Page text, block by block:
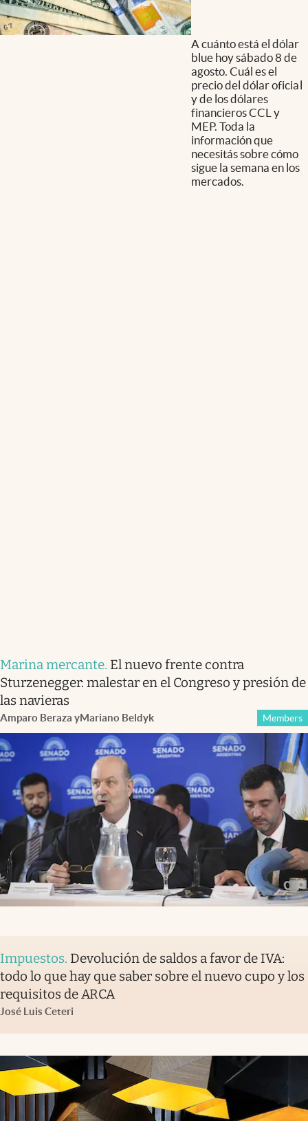
A cuánto está el dólar
blue hoy sábado 8 de
agosto. Cuál es el
precio del dólar oficial
y de los dólares
financieros CCL y
MEP. Toda la
información que
necesitás sobre cómo
sigue la semana en los
mercados.
Marina mercante. El nuevo frente contra
Sturzenegger: malestar en el Congreso y presión de
las navieras
Amparo Beraza yMariano Beldyk Members
Impuestos. Devolución de saldos a favor de IVA:
todo lo que hay que saber sobre el nuevo cupo y los
requisitos de ARCA
José Luis Ceteri